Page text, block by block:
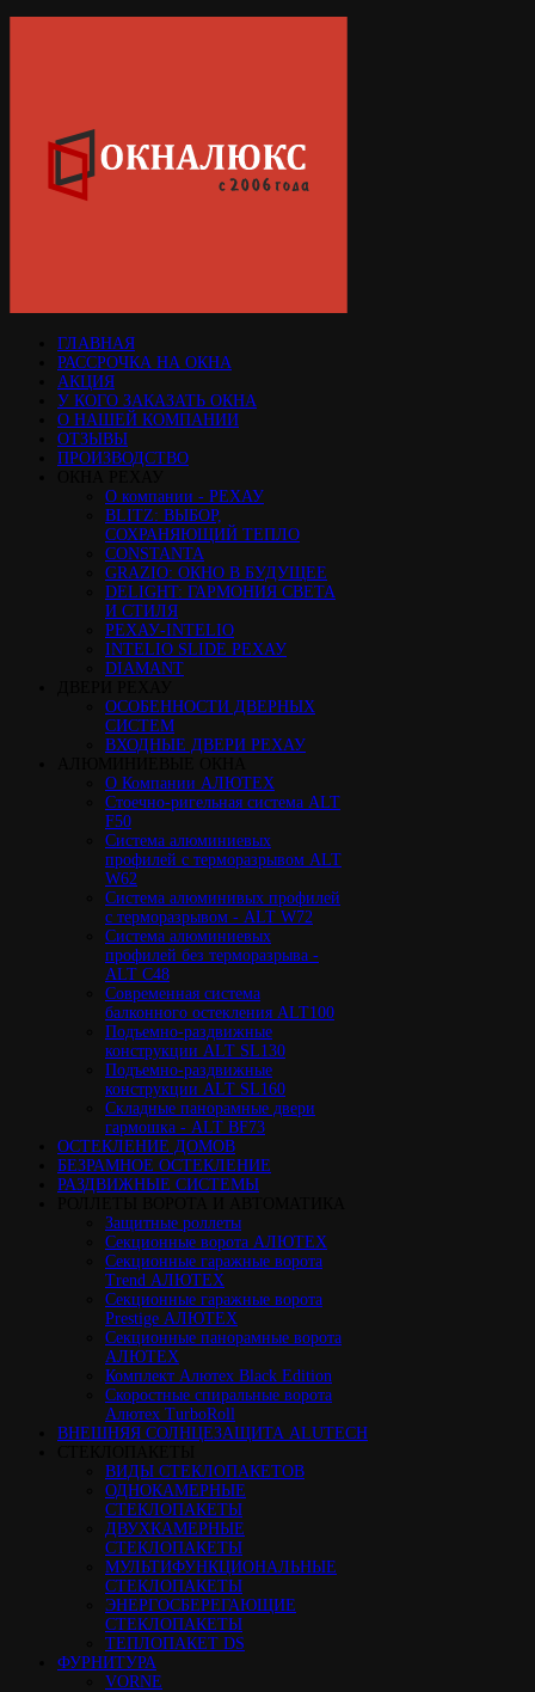
ГЛАВНАЯ
РАССРОЧКА НА ОКНА
АКЦИЯ
У КОГО ЗАКАЗАТЬ ОКНА
О НАШЕЙ КОМПАНИИ
ОТЗЫВЫ
ПРОИЗВОДСТВО
О компании - РЕХАУ
BLITZ: ВЫБОР,
СОХРАНЯЮЩИЙ ТЕПЛО
CONSTANTA
GRAZIO: ОКНО В БУДУЩЕЕ
DELIGHT: ГАРМОНИЯ СВЕТА
И СТИЛЯ
РЕХАУ-INTELIO
INTELIO SLIDE РЕХАУ
DIAMANT
ОСОБЕННОСТИ ДВЕРНЫХ
СИСТЕМ
ВХОДНЫЕ ДВЕРИ РЕХАУ
О Компании АЛЮТЕХ
Стоечно-ригельная система ALT
F50
Cистема алюминиевых
профилей с терморазрывом ALT
W62
Система алюминивых профилей
с терморазрывом - ALT W72
Cистема алюминиевых
профилей без терморазрыва -
ALT C48
Cовременная система
балконного остекления ALT100
Подъемно-раздвижные
конструкции ALT SL130
Подъемно-раздвижные
конструкции ALT SL160
Cкладные панорамные двери
гармошка - ALT BF73
ОСТЕКЛЕНИЕ ДОМОВ
БЕЗРАМНОЕ ОСТЕКЛЕНИЕ
РАЗДВИЖНЫЕ СИСТЕМЫ
Защитные роллеты
Секционные ворота АЛЮТЕХ
Секционные гаражные ворота
Trend АЛЮТЕХ
Секционные гаражные ворота
Prestige АЛЮТЕХ
Секционные панорамные ворота
АЛЮТЕХ
Комплект Алютех Black Edition
Скоростные спиральные ворота
Алютех TurboRoll
ВНЕШНЯЯ СОЛНЦЕЗАЩИТА ALUTECH
ВИДЫ СТЕКЛОПАКЕТОВ
ОДНОКАМЕРНЫЕ
СТЕКЛОПАКЕТЫ
ДВУХКАМЕРНЫЕ
СТЕКЛОПАКЕТЫ
МУЛЬТИФУНКЦИОНАЛЬНЫЕ
СТЕКЛОПАКЕТЫ
ЭНЕРГОСБЕРЕГАЮЩИЕ
СТЕКЛОПАКЕТЫ
ТЕПЛОПАКЕТ DS
ФУРНИТУРА
VORNE